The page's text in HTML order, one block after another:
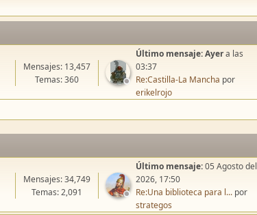
Mensajes: 13,457
Temas: 360
Último mensaje:Ayera las
03:37
Re:Castilla-La Mancha por
erikelrojo
Mensajes: 34,749
Temas: 2,091
Último mensaje:05 Agosto del
2026, 17:50
Re:Una biblioteca para l... por
strategos